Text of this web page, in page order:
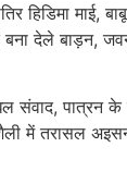
माई,
देले बाड़न,
पात्रन के
में तरासल